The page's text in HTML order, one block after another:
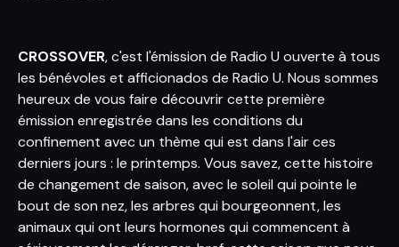
CROSSOVER, c'est l'émission de Radio U ouverte à tous
les bénévoles et afficionados de Radio U. Nous sommes
heureux de vous faire découvrir cette première
émission enregistrée dans les conditions du
confinement avec un thème qui est dans l'air ces
derniers jours : le printemps. Vous savez, cette histoire
de changement de saison, avec le soleil qui pointe le
bout de son nez, les arbres qui bourgeonnent, les
animaux qui ont leurs hormones qui commencent à